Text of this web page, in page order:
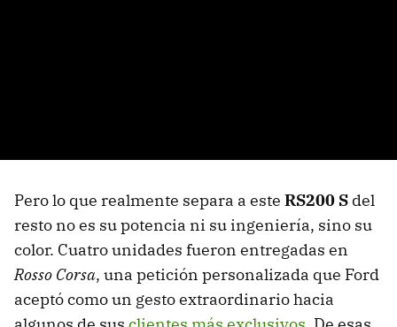
Pero lo que realmente separa a este RS200 S del
resto no es su potencia ni su ingeniería, sino su
color. Cuatro unidades fueron entregadas en
Rosso Corsa, una petición personalizada que Ford
aceptó como un gesto extraordinario hacia